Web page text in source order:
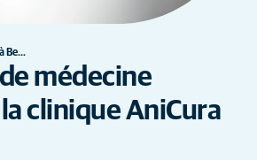
Clinique AniCura VetRef à Beaucouzé
médecine
clinique AniCura